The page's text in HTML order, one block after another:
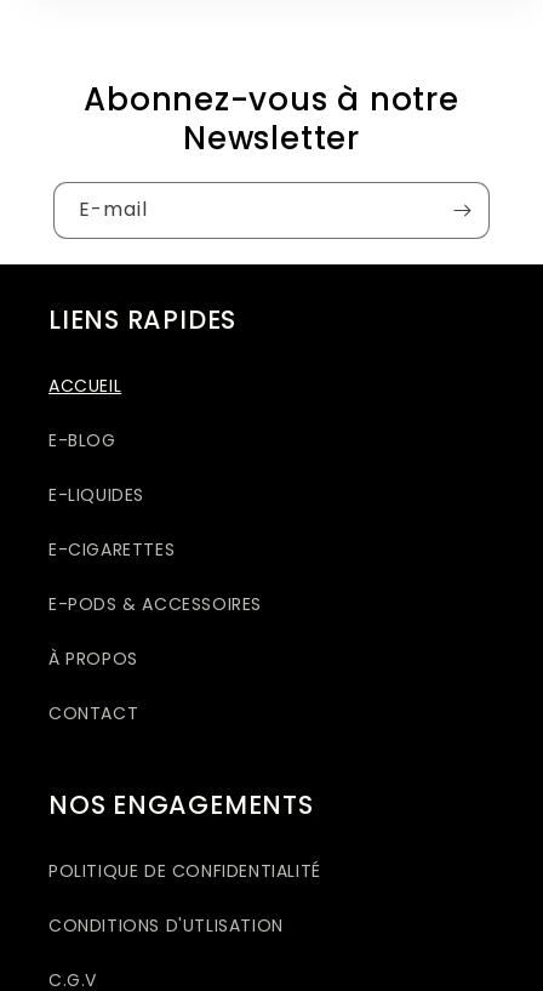
Abonnez-vous à notre
Newsletter
E-mail
LIENS RAPIDES
ACCUEIL
E-BLOG
E-LIQUIDES
E-CIGARETTES
E-PODS & ACCESSOIRES
À PROPOS
CONTACT
NOS ENGAGEMENTS
POLITIQUE DE CONFIDENTIALITÉ
CONDITIONS D'UTLISATION
C.G.V